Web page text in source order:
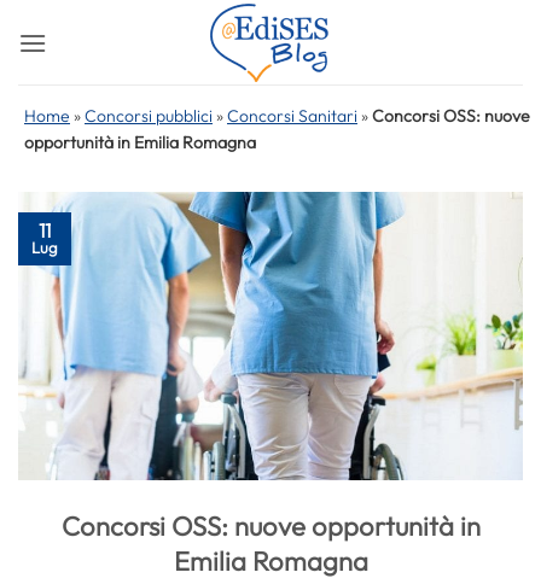
Home »Concorsi pubblici »Concorsi Sanitari »Concorsi OSS: nuove
opportunità in Emilia Romagna
11
Lug
Concorsi OSS: nuove opportunità in
Emilia Romagna